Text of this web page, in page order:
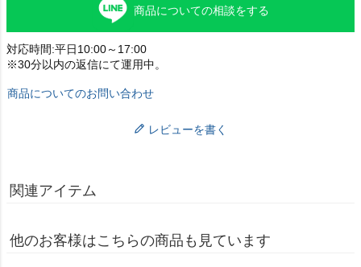
商品についての相談をする
対応時間:平日10:00～17:00
※30分以内の返信にて運用中。
商品についてのお問い合わせ
レビューを書く
関連アイテム
他のお客様はこちらの商品も見ています